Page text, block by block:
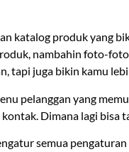
katalog produk yang
nambahin foto-
tapi juga bikin kamu
pelanggan yang
Dimana lagi bisa
semua